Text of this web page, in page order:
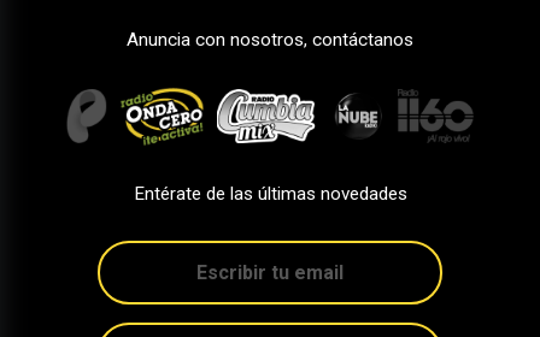
Anuncia con nosotros, contáctanos
Entérate de las últimas novedades